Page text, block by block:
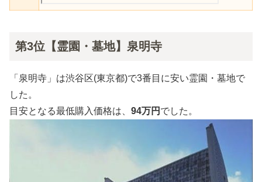
第3位【霊園・墓地】泉明寺
「泉明寺」は渋谷区(東京都)で3番目に安い霊園・墓地で
した。
目安となる最低購入価格は、 94万円 でした。